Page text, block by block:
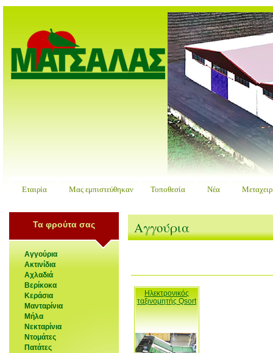
Εταιρία Μας εμπιστεύθηκαν Τοποθεσία Νέα
Τα φρούτα σας
Αγγούρια
Ακτινίδια
Αχλαδιά
Βερίκοκα
Κεράσια
Μανταρίνια
Μήλα
Νεκταρίνια
Ντομάτες
Πατάτες
Αγγούρια
Ηλεκτρονικός
ταξινομητής Qsort